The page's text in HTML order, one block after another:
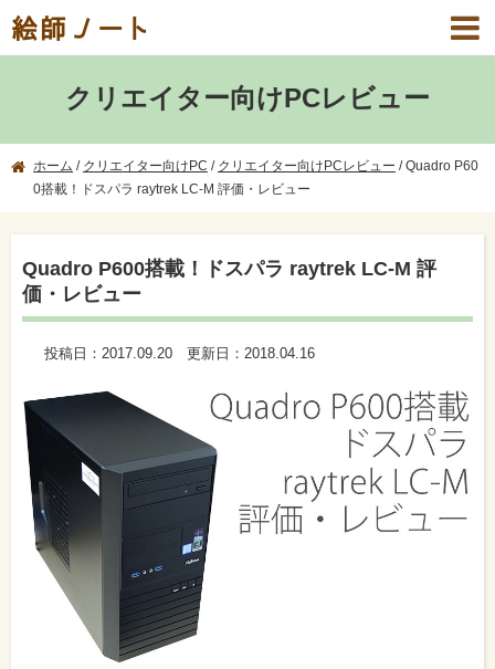
絵師ノート
クリエイター向けPCレビュー
ホーム / クリエイター向けPC / クリエイター向けPCレビュー /Quadro P60
0搭載！ドスパラ raytrek LC-M 評価・レビュー
Quadro P600搭載！ドスパラ raytrek LC-M 評
価・レビュー
投稿日： 2017.09.20 更新日： 2018.04.16